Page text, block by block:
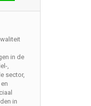
in de
,
sector,
in